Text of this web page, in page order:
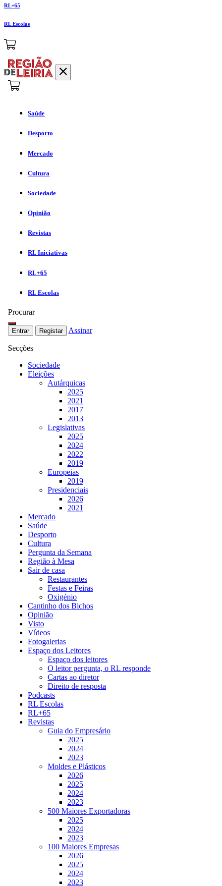
RL+65
RL Escolas
Saúde
Desporto
Mercado
Cultura
Sociedade
Opinião
Revistas
RL Iniciativas
RL+65
RL Escolas
Procurar
Entrar Registar Assinar
Secções
Sociedade
Eleições
Autárquicas
2025
2021
2017
2013
Legislativas
2025
2024
2022
2019
Europeias
2019
Presidenciais
2026
2021
Mercado
Saúde
Desporto
Cultura
Pergunta da Semana
Região à Mesa
Sair de casa
Restaurantes
Festas e Feiras
Oxigénio
Cantinho dos Bichos
Opinião
Visto
Vídeos
Fotogalerias
Espaço dos Leitores
Espaço dos leitores
O leitor pergunta, o RL responde
Cartas ao diretor
Direito de resposta
Podcasts
RL Escolas
RL+65
Revistas
Guia do Empresário
2025
2024
2023
Moldes e Plásticos
2026
2025
2024
2023
500 Maiores Exportadoras
2025
2024
2023
100 Maiores Empresas
2026
2025
2024
2023